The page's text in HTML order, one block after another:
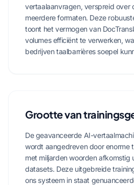
vertaalaanvragen, verspreid over
meerdere formaten. Deze
toont het vermogen van
volumes efficiënt te verwerken,
bedrijven taalbarrières soepel
Grootte van
De geavanceerde AI-
wordt aangedreven door enorme
met miljarden woorden afkomstig
datasets. Deze uitgebreide
ons systeem in staat